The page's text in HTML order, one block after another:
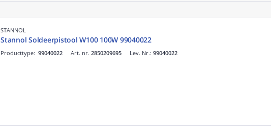
STANNOL
Stannol Soldeerpistool W100 100W 99040022
Art. nr. 2850209695
Producttype: 99040022 Lev. Nr.: 99040022